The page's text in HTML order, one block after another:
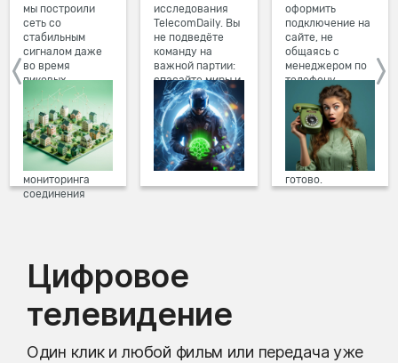
мы построили
сеть со
стабильным
сигналом даже
во время
пиковых
нагрузок в
вечернее время.
Мы постоянно
обновляем наше
оборудование в
домах, а система
мониторинга
соединения
исследования
TelecomDaily. Вы
не подведёте
команду на
важной партии:
спасайте миры и
побеждайте с
друзьями в
онлайн-играх.
оформить
подключение на
сайте, не
общаясь с
менеджером по
телефону.
Просто в три
клика заполните
форму заявки на
сайте, выберите
дату и время
подключения,
готово.
Цифровое
телевидение
Один клик и любой фильм или передача уже